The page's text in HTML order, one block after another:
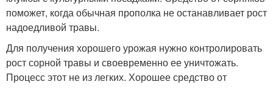
поможет, когда обычная прополка не останавливает рост
надоедливой травы.
Для получения хорошего урожая нужно контролировать
рост сорной травы и своевременно ее уничтожать.
Процесс этот не из легких. Хорошее средство от